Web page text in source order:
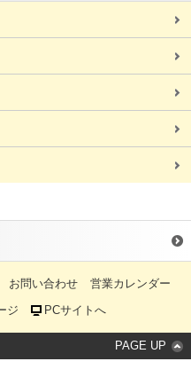
お問い合わせ
営業カレンダー
ジ PCサイトへ
PAGE UP